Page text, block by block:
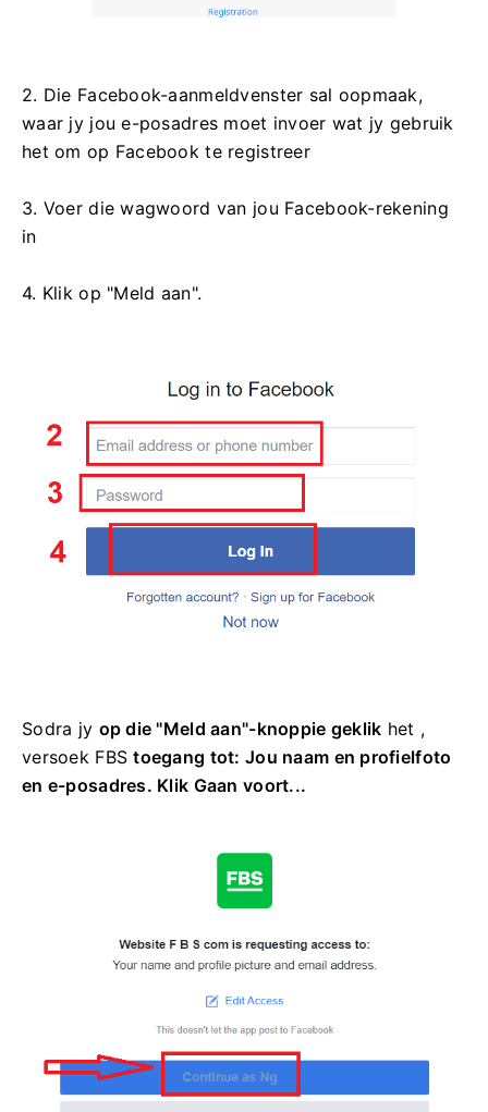
2. Die Facebook-aanmeldvenster sal oopmaak,
waar jy jou e-posadres moet invoer wat jy gebruik
het om op Facebook te registreer
3. Voer die wagwoord van jou Facebook-rekening
in
4. Klik op "Meld aan".
Sodra jy op die "Meld aan"-knoppie geklik het ,
versoek FBStoegang tot: Jou naam en profielfoto
en e-posadres. Klik Gaan voort...